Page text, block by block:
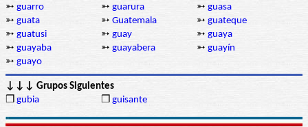
➳ guarro ➳ guarura ➳ guasa
➳ guata ➳ Guatemala ➳ guateque
➳ guatusi ➳ guay ➳ guaya
➳ guayaba ➳ guayabera ➳ guayín
➳ guayo
↓↓↓ Grupos Siguientes
❒ gubia ❒ guisante